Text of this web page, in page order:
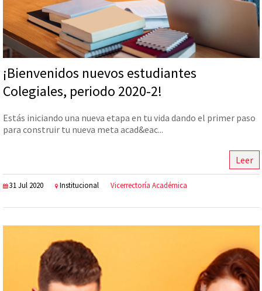
¡Bienvenidos nuevos estudiantes
Colegiales, periodo 2020-2!
Estás iniciando una nueva etapa en tu vida dando el primer paso
para construir tu nueva meta acad&eac...
Leer
31 Jul 2020 Institucional Vicerrectoría Académica